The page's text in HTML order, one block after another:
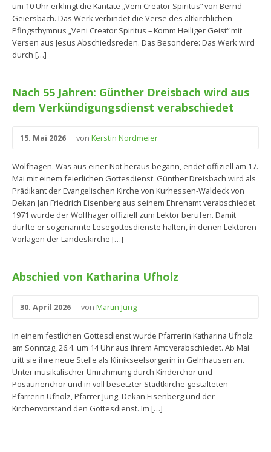
um 10 Uhr erklingt die Kantate „Veni Creator Spiritus“ von Bernd
Geiersbach. Das Werk verbindet die Verse des altkirchlichen
Pfingsthymnus „Veni Creator Spiritus – Komm Heiliger Geist“ mit
Versen aus Jesus Abschiedsreden. Das Besondere: Das Werk wird
durch […]
Nach 55 Jahren: Günther Dreisbach wird aus
dem Verkündigungsdienst verabschiedet
15. Mai 2026 von Kerstin Nordmeier
Wolfhagen. Was aus einer Not heraus begann, endet offiziell am 17.
Mai mit einem feierlichen Gottesdienst: Günther Dreisbach wird als
Prädikant der Evangelischen Kirche von Kurhessen-Waldeck von
Dekan Jan Friedrich Eisenberg aus seinem Ehrenamt verabschiedet.
1971 wurde der Wolfhager offiziell zum Lektor berufen. Damit
durfte er sogenannte Lesegottesdienste halten, in denen Lektoren
Vorlagen der Landeskirche […]
Abschied von Katharina Ufholz
30. April 2026 von Martin Jung
In einem festlichen Gottesdienst wurde Pfarrerin Katharina Ufholz
am Sonntag, 26.4. um 14 Uhr aus ihrem Amt verabschiedet. Ab Mai
tritt sie ihre neue Stelle als Klinikseelsorgerin in Gelnhausen an.
Unter musikalischer Umrahmung durch Kinderchor und
Posaunenchor und in voll besetzter Stadtkirche gestalteten
Pfarrerin Ufholz, Pfarrer Jung, Dekan Eisenberg und der
Kirchenvorstand den Gottesdienst. Im […]